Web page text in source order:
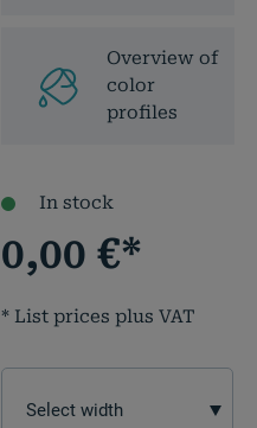
Overview of
color
profiles
In stock
0,00€*
* List prices plus VAT